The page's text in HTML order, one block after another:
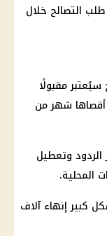
التصالح خلال
مقبولًا
أقصاها شهر من
وتعطيل
المحلية.
كبير إنهاء آلاف